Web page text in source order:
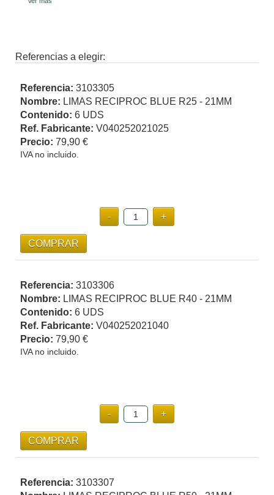
Referencias a elegir:
Referencia: 3103305
Nombre: LIMAS RECIPROC BLUE R25 - 21MM
Contenido: 6 UDS
Ref. Fabricante: V040252021025
Precio: 79,90 €
IVA no incluido.
Referencia: 3103306
Nombre: LIMAS RECIPROC BLUE R40 - 21MM
Contenido: 6 UDS
Ref. Fabricante: V040252021040
Precio: 79,90 €
IVA no incluido.
Referencia: 3103307